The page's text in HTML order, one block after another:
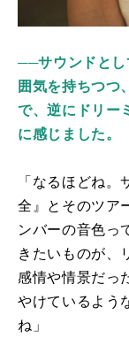
──サウンドとし
囲気を持ちつつ
で、逆にドリー
に感じました。
「なるほどね
全』とそのツア
ンバーの音色っ
きたいものが、
感情や情景だっ
やけているよう
ね」